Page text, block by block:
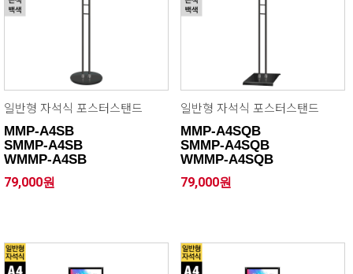
일반형 자석식 포스터스탠드
MMP-A4SB
SMMP-A4SB
WMMP-A4SB
79,000원
일반형 자석식 포스터스탠드
MMP-A4SQB
SMMP-A4SQB
WMMP-A4SQB
79,000원